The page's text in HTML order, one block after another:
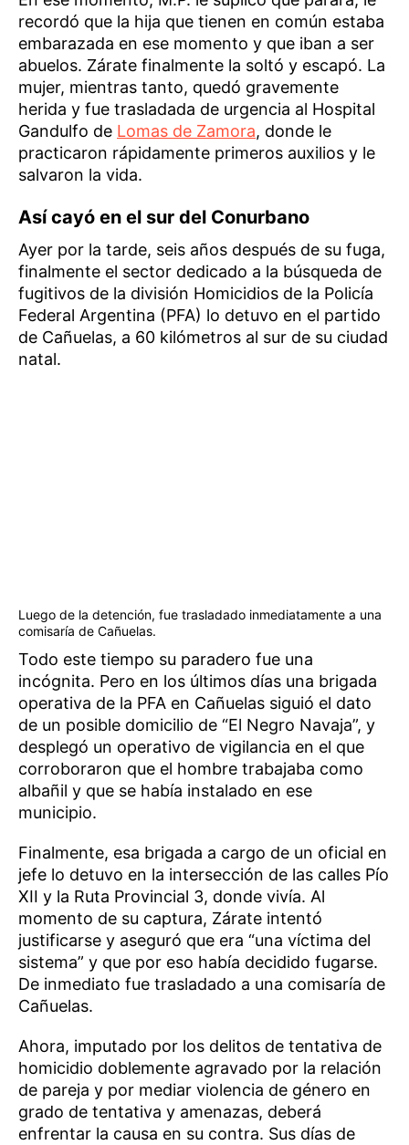
recordó que la hija que tienen en común estaba
embarazada en ese momento y que iban a ser
abuelos. Zárate finalmente la soltó y escapó. La
mujer, mientras tanto, quedó gravemente
herida y fue trasladada de urgencia al Hospital
Gandulfo de Lomas de Zamora, donde le
practicaron rápidamente primeros auxilios y le
salvaron la vida.
Así cayó en el sur del Conurbano
Ayer por la tarde, seis años después de su fuga,
finalmente el sector dedicado a la búsqueda de
fugitivos de la división Homicidios de la Policía
Federal Argentina (PFA) lo detuvo en el partido
de Cañuelas, a 60 kilómetros al sur de su ciudad
natal.
Luego de la detención, fue trasladado inmediatamente a una
comisaría de Cañuelas.
Todo este tiempo su paradero fue una
incógnita. Pero en los últimos días una brigada
operativa de la PFA en Cañuelas siguió el dato
de un posible domicilio de “El Negro Navaja”, y
desplegó un operativo de vigilancia en el que
corroboraron que el hombre trabajaba como
albañil y que se había instalado en ese
municipio.
Finalmente, esa brigada a cargo de un oficial en
jefe lo detuvo en la intersección de las calles Pío
XII y la Ruta Provincial 3, donde vivía. Al
momento de su captura, Zárate intentó
justificarse y aseguró que era “una víctima del
sistema” y que por eso había decidido fugarse.
De inmediato fue trasladado a una comisaría de
Cañuelas.
Ahora, imputado por los delitos de tentativa de
homicidio doblemente agravado por la relación
de pareja y por mediar violencia de género en
grado de tentativa y amenazas, deberá
enfrentar la causa en su contra. Sus días de